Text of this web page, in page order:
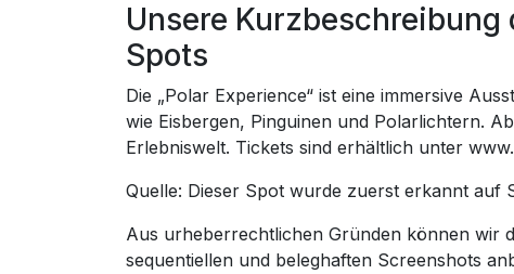
Unsere
Spots
Die „Polar Experience“ ist eine immersive
wie Eisbergen, Pinguinen und Polarlichtern.
Erlebniswelt. Tickets sind erhältlich unter
Quelle: Dieser Spot wurde zuerst erkannt auf
Aus urheberrechtlichen Gründen können wir
sequentiellen und beleghaften Screenshots